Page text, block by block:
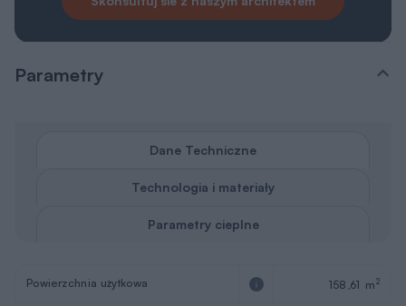
Parametry
Dane Techniczne
Technologia i materiały
Parametry cieplne
Powierzchnia użytkowa 158,61 m2